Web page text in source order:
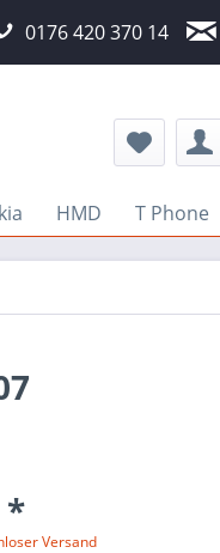
0176 420 370 14
HMD T Phone
*
Versand